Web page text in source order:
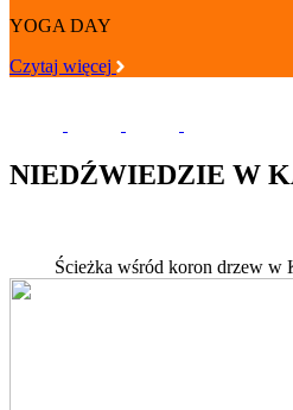
YOGA DAY
Czytaj więcej
NIEDŹWIEDZIE W
Ścieżka wśród koron drzew w